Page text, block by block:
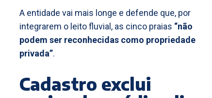
A entidade vai mais longe e defende que, por
integrarem o leito fluvial, as cinco praias “não
podem ser reconhecidas como propriedade
privada”.
Cadastro exclui